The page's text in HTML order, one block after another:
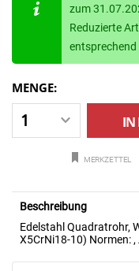
zum
Reduzierte
entsprechend
MENGE:
IN
MERKZETTEL
Beschreibung
Edelstahl Quadratrohr,
X5CrNi18-10) Normen: